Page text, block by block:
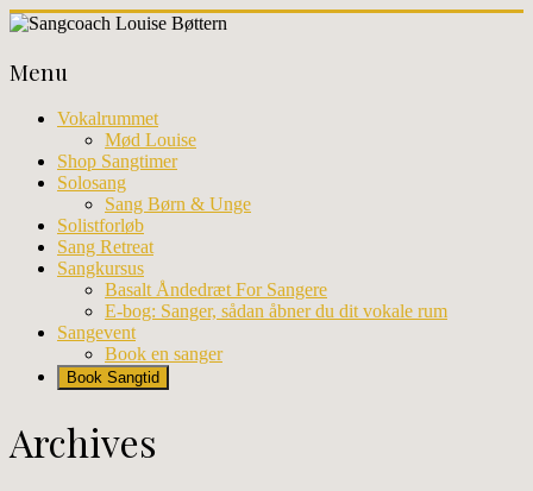
Skip
content
Louise
Bøttern
Professionel
sangundervisning
workhops
København
Menu
Vokalrummet
Mød Louise
Shop Sangtimer
Solosang
Sang Børn & Unge
Solistforløb
Sang Retreat
Sangkursus
Basalt Åndedræt For Sangere
E-bog: Sanger, sådan åbner du dit vokale rum
Sangevent
Book en sanger
Book Sangtid
Archives